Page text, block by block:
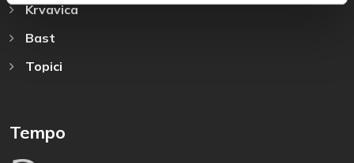
Krvavica
Bast
Topici
Tempo